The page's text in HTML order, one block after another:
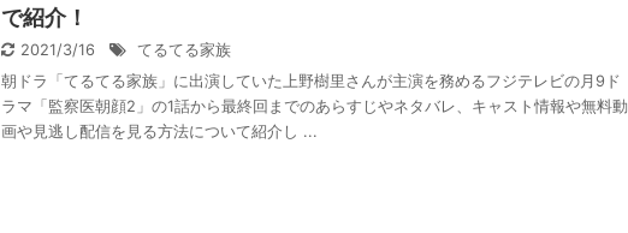
で紹介！
2021/3/16
てるてる家族
朝ドラ「てるてる家族」に出演していた上野樹里さんが主演を務めるフジテレビの月9ド
ラマ「監察医朝顔2」の1話から最終回までのあらすじやネタバレ、キャスト情報や無料動
画や見逃し配信を見る方法について紹介し ...